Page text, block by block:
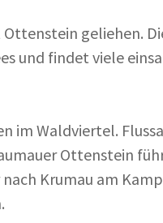
geliehen.
und findet viele
im Waldviertel.
Ottenstein
Krumau am